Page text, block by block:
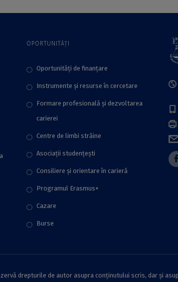
OPORTUNITĂȚI
Oportunități de finanțare
Instrumente și resurse în cercetare
Formare profesională și dezvoltarea
carierei
Centre de limbi străine
Asociații studențești
Consiliere şi orientare în carieră
Programul Erasmus+
Cazare
Burse
drepturile de autor asupra conținutului scris, dar și